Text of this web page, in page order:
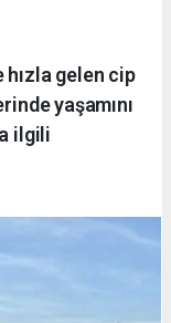
gelen cip
yaşamını
ilgili